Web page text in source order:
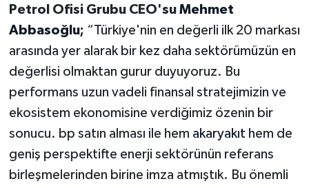
Petrol Ofisi Grubu CEO'su Mehmet
Abbasoğlu; “Türkiye'nin en değerli ilk 20 markası
arasında yer alarak bir kez daha sektörümüzün en
değerlisi olmaktan gurur duyuyoruz. Bu
performans uzun vadeli finansal stratejimizin ve
ekosistem ekonomisine verdiğimiz özenin bir
sonucu. bp satın alması ile hem akaryakıt hem de
geniş perspektifte enerji sektörünün referans
birleşmelerinden birine imza atmıştık. Bu önemli